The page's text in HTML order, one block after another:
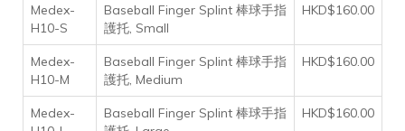
Medex-
H10-S
Baseball Finger Splint 棒球手指
護托, Small
HKD$160.00
Medex-
H10-M
Baseball Finger Splint 棒球手指
護托, Medium
HKD$160.00
Medex-
Baseball Finger Splint 棒球手指
HKD$160.00